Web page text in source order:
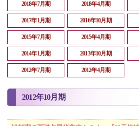
2018年7月期 2018年4月期
2017年1月期 2016年10月期
2015年7月期 2015年4月期
2014年1月期 2013年10月期
2012年7月期 2012年4月期
2012年10月期